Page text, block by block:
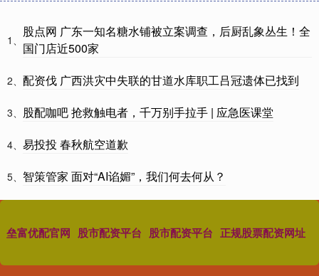
1、
股点网 广东一知名糖水铺被立案调查，后厨乱象丛生！全
国门店近500家
2、 配资伐 广西洪灾中失联的甘道水库职工吕冠遗体已找到
3、 股配咖吧 抢救触电者，千万别手拉手 | 应急医课堂
4、 易投投 春秋航空道歉
5、 智策管家 面对“AI谄媚”，我们何去何从？
垒富优配官网 股市配资平台 股市配资平台 正规股票配资网址